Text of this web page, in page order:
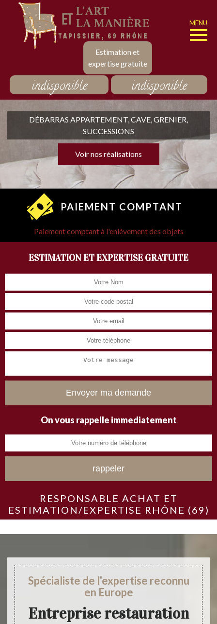
Estimation et
expertise gratuite
MENU
indisponible indisponible
DÉBARRAS APPARTEMENT, CAVE, GRENIER,
SUCCESSIONS
Voir nos réalisations
PAIEMENT COMPTANT
Paiement comptant à l'enlèvement des objets
ESTIMATION ET EXPERTISE GRATUITE
On vous rappelle immediatement
RESPONSABLE ACHAT ET
ESTIMATION/EXPERTISE RHÔNE (69)
Spécialiste de l'expertise reconnu
en Europe
Entreprise restauration